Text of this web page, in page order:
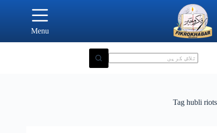
content
Menu
Tag hubli riots